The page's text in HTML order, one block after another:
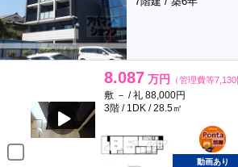
8.087 万円 （管理費等7,130
敷 － / 礼 88,000円
3階 / 1DK / 28.5㎡
ポンタ
部屋
動画あり